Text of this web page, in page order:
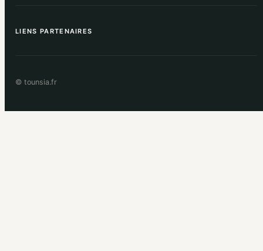
LIENS PARTENAIRES
© tounsia.fr